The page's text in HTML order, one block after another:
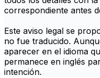
correspondiente antes
Este aviso legal se
no fue traducido.
aparecer en el idioma
permanece en inglés
intención.